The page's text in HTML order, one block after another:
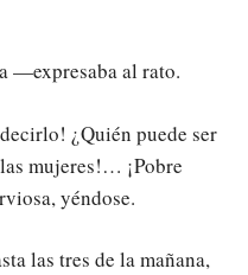
—expresaba al rato.
¿Quién puede ser
mujeres!… ¡Pobre
yéndose.
las tres de la mañana,